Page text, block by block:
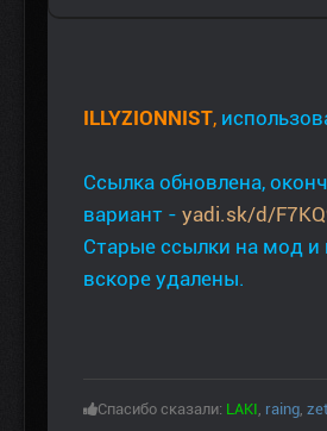
ILLYZIONNIST,
Ссылка обновлена,
вариант - yadi.sk/d/
Старые ссылки на мод и
вскоре удалены.
Спасибо сказали: LAKI, raing,